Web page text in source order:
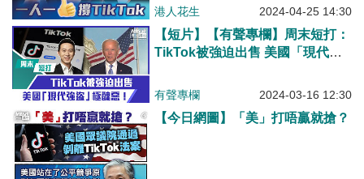
港人花生 2024-04-25 14:30
【短片】【有聲專欄】周末短打：
TikTok被強迫出售 美國「現代強
有聲專欄 2024-03-16 12:30
【今日網圖】「美」打唔贏就搶？